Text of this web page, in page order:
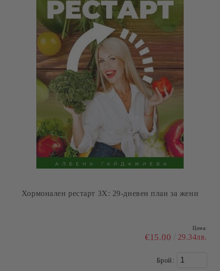
Хормонален рестарт 3Х: 29-дневен план за жени
Цена:
€15.00 29.34лв.
Брой: